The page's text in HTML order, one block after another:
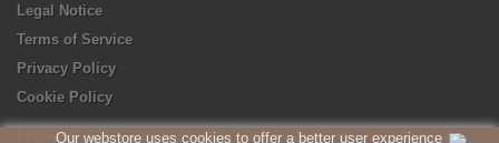
Our webstore uses cookies to offer a better user experience
Legal Notice
Terms of Service
Privacy Policy
Cookie Policy
Follow us